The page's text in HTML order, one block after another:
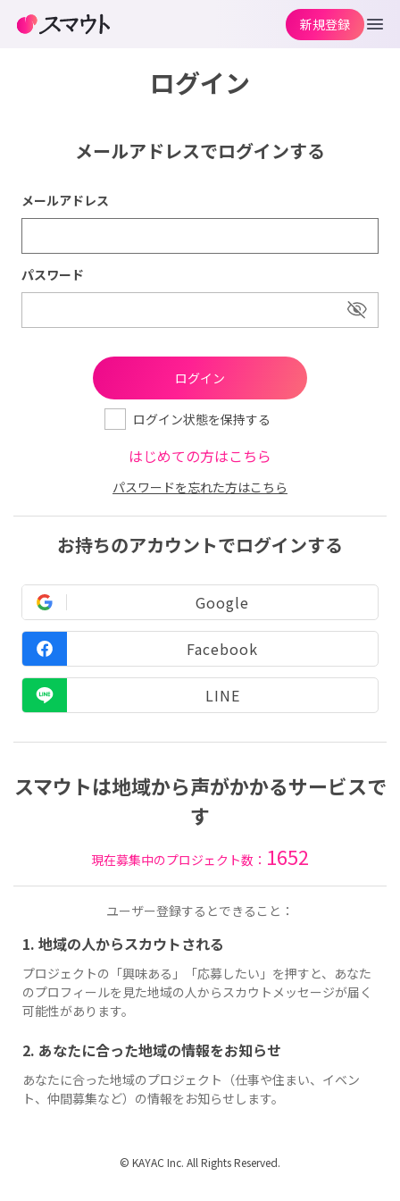
ログイン
メールアドレスでログインする
メールアドレス
パスワード
ログイン状態を保持する
はじめての方はこちら
パスワードを忘れた方はこちら
お持ちのアカウントでログインする
Google
Facebook
LINE
スマウトは地域から声がかかるサービスで
す
現在募集中のプロジェクト数： 1652
ユーザー登録するとできること：
1. 地域の人からスカウトされる
プロジェクトの「興味ある」「応募したい」を押すと、あなた
のプロフィールを見た地域の人からスカウトメッセージが届く
可能性があります。
2. あなたに合った地域の情報をお知らせ
あなたに合った地域のプロジェクト（仕事や住まい、イベン
ト、仲間募集など）の情報をお知らせします。
新規登録
© KAYAC Inc. All Rights Reserved.